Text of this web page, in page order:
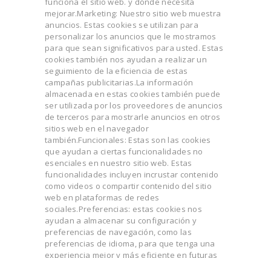
mejorar.Marketing: Nuestro sitio web muestra
anuncios. Estas cookies se utilizan para
personalizar los anuncios que le mostramos
para que sean significativos para usted. Estas
cookies también nos ayudan a realizar un
seguimiento de la eficiencia de estas
campañas publicitarias.La información
almacenada en estas cookies también puede
ser utilizada por los proveedores de anuncios
de terceros para mostrarle anuncios en otros
sitios web en el navegador
también.Funcionales: Estas son las cookies
que ayudan a ciertas funcionalidades no
esenciales en nuestro sitio web. Estas
funcionalidades incluyen incrustar contenido
como videos o compartir contenido del sitio
web en plataformas de redes
sociales.Preferencias: estas cookies nos
ayudan a almacenar su configuración y
preferencias de navegación, como las
preferencias de idioma, para que tenga una
experiencia mejor y más eficiente en futuras